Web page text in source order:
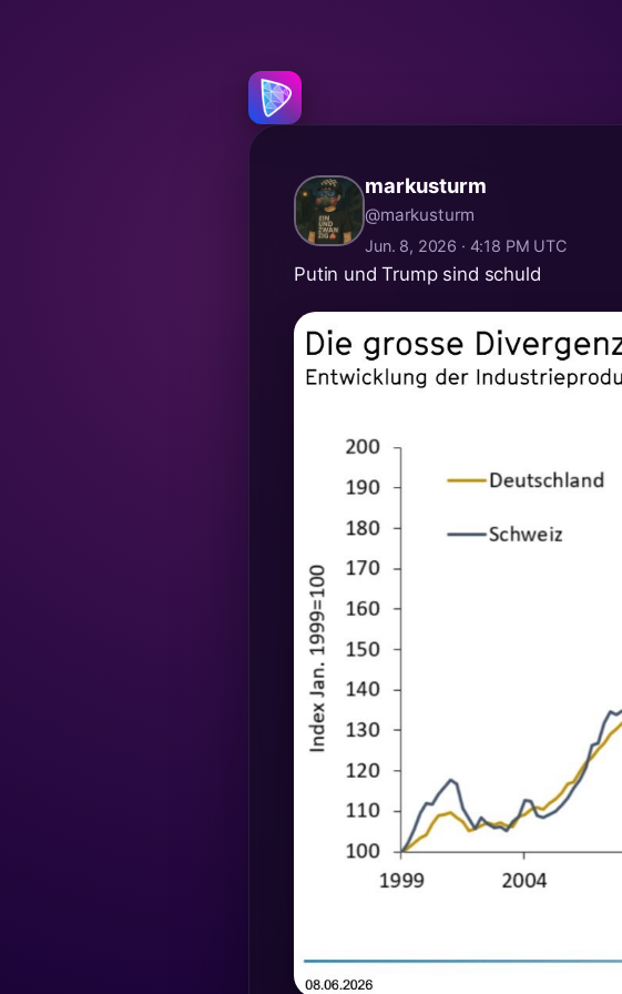
markusturm
@markusturm
Jun. 8, 2026 · 4:18 PM UTC
Putin und Trump sind schuld